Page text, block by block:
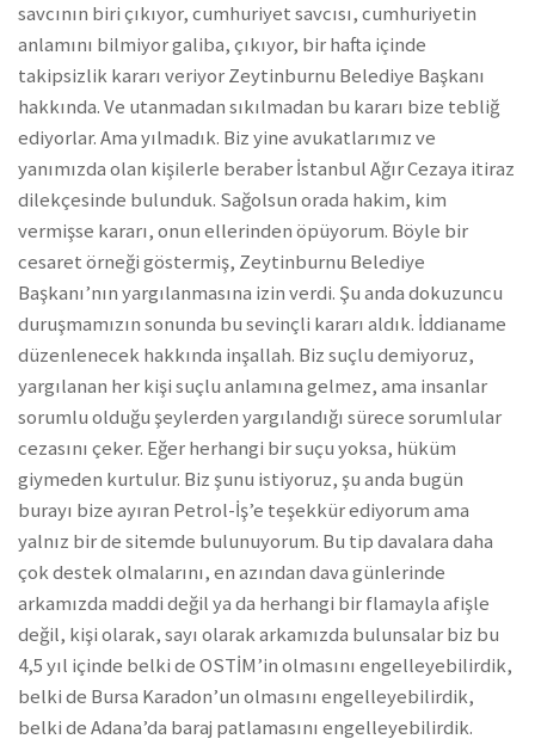
savcının biri çıkıyor, cumhuriyet savcısı, cumhuriyetin
anlamını bilmiyor galiba, çıkıyor, bir hafta içinde
takipsizlik kararı veriyor Zeytinburnu Belediye Başkanı
hakkında. Ve utanmadan sıkılmadan bu kararı bize tebliğ
ediyorlar. Ama yılmadık. Biz yine avukatlarımız ve
yanımızda olan kişilerle beraber İstanbul Ağır Cezaya itiraz
dilekçesinde bulunduk. Sağolsun orada hakim, kim
vermişse kararı, onun ellerinden öpüyorum. Böyle bir
cesaret örneği göstermiş, Zeytinburnu Belediye
Başkanı’nın yargılanmasına izin verdi. Şu anda dokuzuncu
duruşmamızın sonunda bu sevinçli kararı aldık. İddianame
düzenlenecek hakkında inşallah. Biz suçlu demiyoruz,
yargılanan her kişi suçlu anlamına gelmez, ama insanlar
sorumlu olduğu şeylerden yargılandığı sürece sorumlular
cezasını çeker. Eğer herhangi bir suçu yoksa, hüküm
giymeden kurtulur. Biz şunu istiyoruz, şu anda bugün
burayı bize ayıran Petrol-İş’e teşekkür ediyorum ama
yalnız bir de sitemde bulunuyorum. Bu tip davalara daha
çok destek olmalarını, en azından dava günlerinde
arkamızda maddi değil ya da herhangi bir flamayla afişle
değil, kişi olarak, sayı olarak arkamızda bulunsalar biz bu
4,5 yıl içinde belki de OSTİM’in olmasını engelleyebilirdik,
belki de Bursa Karadon’un olmasını engelleyebilirdik,
belki de Adana’da baraj patlamasını engelleyebilirdik.